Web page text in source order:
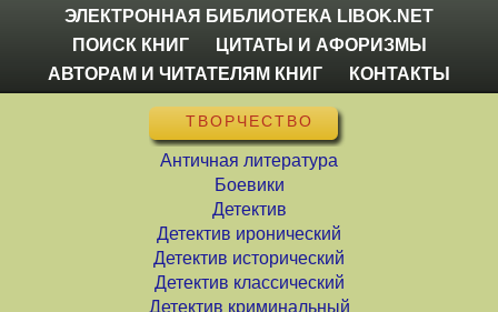
ЭЛЕКТРОННАЯ БИБЛИОТЕКА LIBOK.NET
ПОИСК КНИГ
ЦИТАТЫ И АФОРИЗМЫ
АВТОРАМ И ЧИТАТЕЛЯМ КНИГ
КОНТАКТЫ
ТВОРЧЕСТВО
Античная литература
Боевики
Детектив
Детектив иронический
Детектив исторический
Детектив классический
Детектив криминальный